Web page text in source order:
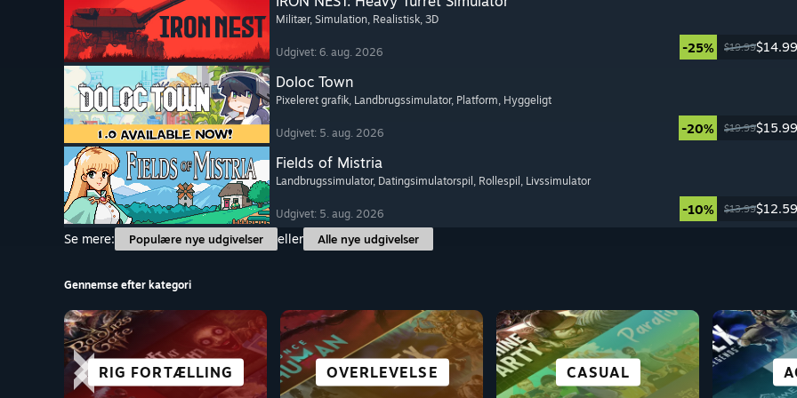
Militær, Simulation, Realistisk, 3D
Udgivet: 6. aug. 2026 -25% $19.99$14.99
Doloc Town
Pixeleret grafik, Landbrugssimulator, Platform, Hyggeligt
Udgivet: 5. aug. 2026 -20% $19.99$15.99
Fields of Mistria
Landbrugssimulator, Datingsimulatorspil , Rollespil , Livssimulator
Udgivet: 5. aug. 2026 -10% $13.99$12.59
Se mere:
Populære nye udgivelser eller Alle nye udgivelser
Gennemse efter kategori
RIG FORTÆLLING OVERLEVELSE CASUAL
SIMULATION GODT PÅ DECK GRATIS AT SPILLE
CO-OP ROGUELIKE RACER
PUZZLE ÅBEN VERDEN ALLE SPORTSGRENE